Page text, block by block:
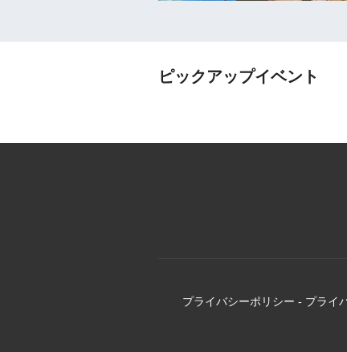
ピックアップイベント
プライバシーポリシー - プライ